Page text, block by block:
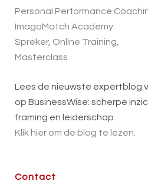
Personal Performance
ImagoMatch Academy
Spreker, Online Training,
Masterclass
Lees de nieuwste expertblog
op BusinessWise: scherpe
framing en leiderschap.
Klik hier om de blog te lezen.
Contact